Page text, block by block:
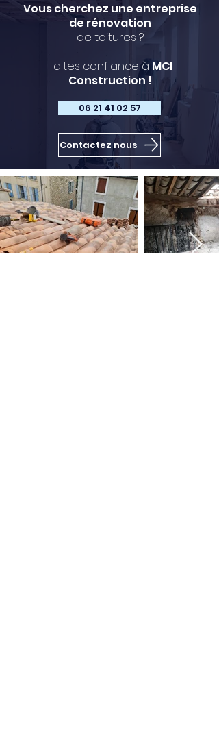
Vous cherchez une entreprise
de rénovation
de toitures ?
Faites confiance à MCI
Construction !
06 21 41 02 57
Contactez nous